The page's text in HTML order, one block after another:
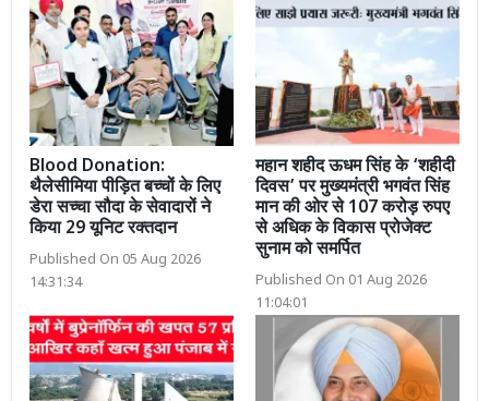
Blood Donation:
थैलेसीमिया पीड़ित बच्चों के लिए
डेरा सच्चा सौदा के सेवादारों ने
किया 29 यूनिट रक्तदान
Published On 05 Aug 2026
14:31:34
महान शहीद ऊधम सिंह के ‘शहीदी
दिवस’ पर मुख्यमंत्री भगवंत सिंह
मान की ओर से 107 करोड़ रुपए
से अधिक के विकास प्रोजेक्ट
सुनाम को समर्पित
Published On 01 Aug 2026
11:04:01